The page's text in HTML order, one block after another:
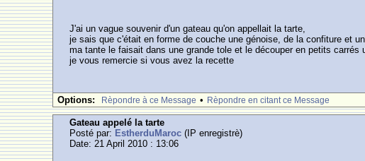
J'ai un vague souvenir d'un gateau qu'on appellait la tarte,
je sais que c'était en forme de couche une génoise, de la confiture et
ma tante le faisait dans une grande tole et le découper en petits carrés
je vous remercie si vous avez la recette
Options: Rèpondre à ce Message • Rèpondre en citant ce Message
Gateau appelé la tarte
Posté par: EstherduMaroc (IP enregistrè)
Date: 21 April 2010 : 13:06